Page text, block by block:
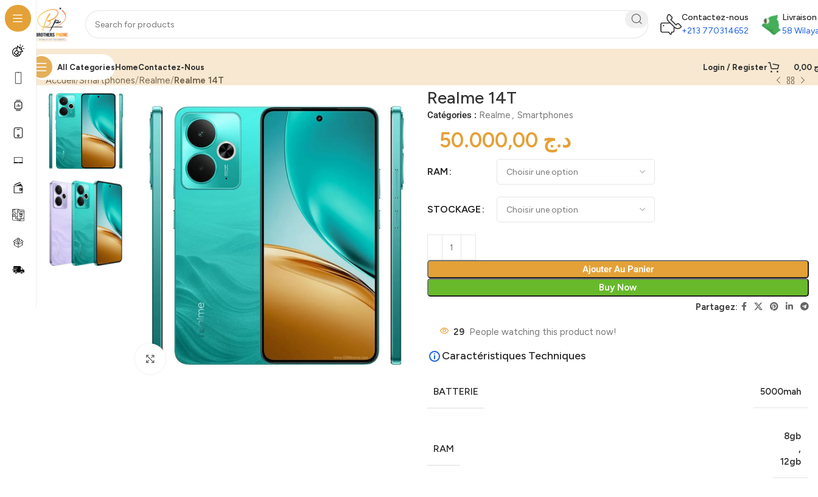
Contactez-nous
+213 770314652
Livraison
58
All CategoriesHomeContactez-Nous Login / Register
Accueil Smartphones Realme Realme 14T
Click to enlarge
Realme 14T
Catégories : Realme , Smartphones
د.ج
RAM
STOCKAGE
Ajouter Au Panier
Buy Now
Partagez:
29 People watching this product now!
Caractéristiques Techniques
BATTERIE 5000mah
RAM
8gb
,
12gb